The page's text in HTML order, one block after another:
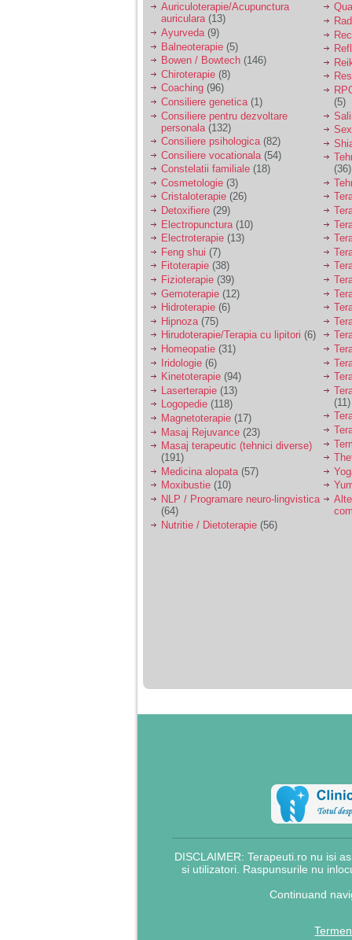
Auriculoterapie/Acupunctura
auriculara(13)
Ayurveda (9)
Balneoterapie (5)
Bowen / Bowtech (146)
Chiroterapie (8)
Coaching (96)
Consiliere genetica (1)
Consiliere pentru dezvoltare
personala (132)
Consiliere psihologica(82)
Consiliere vocationala (54)
Constelatii familiale (18)
Cosmetologie (3)
Cristaloterapie (26)
Detoxifiere (29)
Electropunctura (10)
Electroterapie (13)
Feng shui (7)
Fitoterapie (38)
Fizioterapie (39)
Gemoterapie (12)
Hidroterapie (6)
Hipnoza (75)
Hirudoterapie/Terapia cu lipitori (6)
Homeopatie (31)
Iridologie (6)
Kinetoterapie (94)
Laserterapie (13)
Logopedie (118)
Magnetoterapie (17)
Masaj Rejuvance (23)
Masaj terapeutic (tehnici diverse)
(191)
Medicina alopata (57)
Moxibustie (10)
NLP / Programare neuro-lingvistica
(64)
Nutritie / Dietoterapie (56)
(5)
(36)
(11)
DISCLAIMER: Terapeuti.ro nu isi
si utilizatori. Raspunsurile nu
Continuand